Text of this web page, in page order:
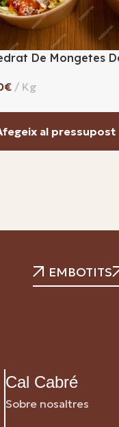
De Mongetes
€
al pressupost
EMBOTITS
Cal Cabré
Sobre nosaltres